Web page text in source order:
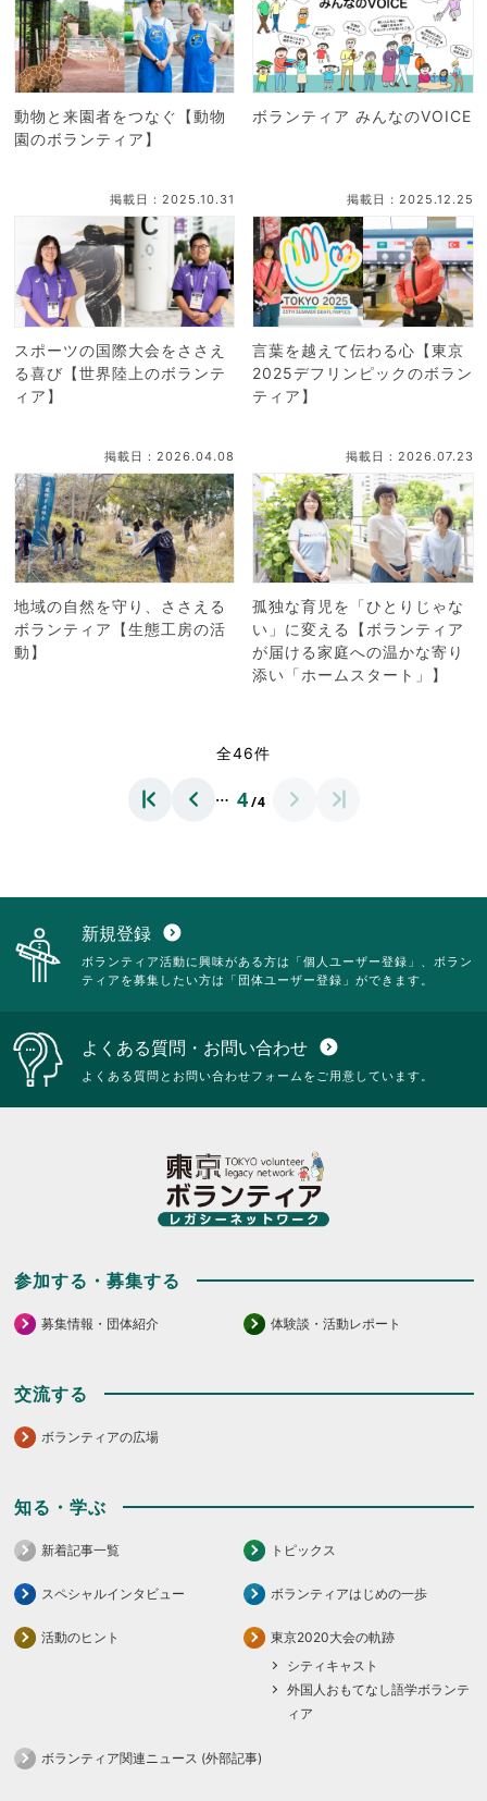
動物と来園者をつなぐ【動物
園のボランティア】
ボランティア みんなのVOICE
掲載日：2025.10.31
スポーツの国際大会をささえ
る喜び【世界陸上のボランテ
ィア】
掲載日：2025.12.25
言葉を越えて伝わる心【東京
2025デフリンピックのボラン
ティア】
掲載日：2026.04.08
地域の自然を守り、ささえる
ボランティア【生態工房の活
動】
掲載日：2026.07.23
孤独な育児を「ひとりじゃな
い」に変える【ボランティア
が届ける家庭への温かな寄り
添い「ホームスタート」】
全46件
… 4/4
新規登録 expand_circle_down
ボランティア活動に興味がある方は「個人ユーザー登録」、ボラン
ティアを募集したい方は「団体ユーザー登録」ができます。
よくある質問・お問い合わせ expand_circle_down
よくある質問とお問い合わせフォームをご用意しています。
参加する・募集する
募集情報・団体紹介 体験談・活動レポート
交流する
ボランティアの広場
知る・学ぶ
新着記事一覧 トピックス
スペシャルインタビュー ボランティアはじめの一歩
活動のヒント
東京2020大会の軌跡
シティキャスト
外国人おもてなし語学ボランテ
ィア
ボランティア関連ニュース (外部記事)